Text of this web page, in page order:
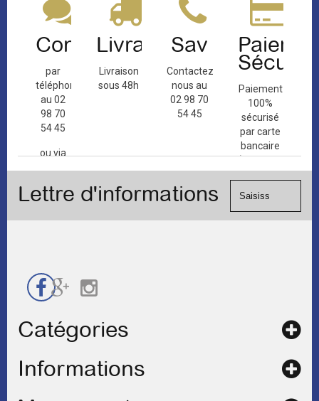
Contact
par
téléphone
au 02
98 70
54 45
ou via
de
Livraison
Livraison
sous 48h
Sav
Contactez-
nous au
02 98 70
54 45
Paiement
100%
sécurisé
par carte
bancaire
(Mastercard,
Visa, ...) et
Lettre d'informations
Catégories
Informations